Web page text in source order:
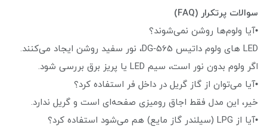
سوالات پرتکرار (FAQ)
•آیا ولوم‌ها روشن نمی‌شوند؟
LED های ولوم داتیس DG‑565، نور سفید روشن ایجاد می‌کنند.
اگر ولوم بدون نور است، سیم LED یا پریز برق بررسی شود.
•آیا می‌توان از گاز گریل در داخل فر استفاده کرد؟
خیر، این مدل فقط اجاق رومیزی صفحه‌ای است و گریل ندارد.
•آیا از LPG (سیلندر گاز مایع) هم می‌شود استفاده کرد؟